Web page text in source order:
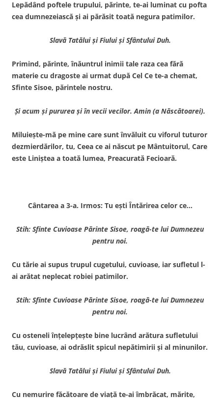
Lepădând poftele trupului, părinte, te-ai luminat cu pofta
cea dumnezeiască şi ai părăsit toată negura patimilor.
Slavă Tatălui şi Fiului şi Sfântului Duh.
Primind, părinte, înăuntrul inimii tale raza cea fără
materie cu dragoste ai urmat după Cel Ce te-a chemat,
Sfinte Sisoe, părintele nostru.
Şi acum şi pururea şi în vecii vecilor. Amin (a Născătoarei).
Miluieşte-mă pe mine care sunt învăluit cu viforul tuturor
dezmierdărilor, tu, Ceea ce ai născut pe Mântuitorul, Care
este Liniştea a toată lumea, Preacurată Fecioară.
Cântarea a 3-a. Irmos: Tu eşti Întărirea celor ce…
Stih: Sfinte Cuvioase Părinte Sisoe, roagă-te lui Dumnezeu
pentru noi.
Cu tărie ai supus trupul cugetului, cuvioase, iar sufletul l-
ai arătat neplecat robiei patimilor.
Stih: Sfinte Cuvioase Părinte Sisoe, roagă-te lui Dumnezeu
pentru noi.
Cu osteneli înţelepţeşte bine lucrând arătura sufletului
tău, cuvioase, ai odrăslit spicul nepătimirii şi al minunilor.
Slavă Tatălui şi Fiului şi Sfântului Duh.
Cu nemurire făcătoare de viaţă te-ai îmbrăcat, mărite,